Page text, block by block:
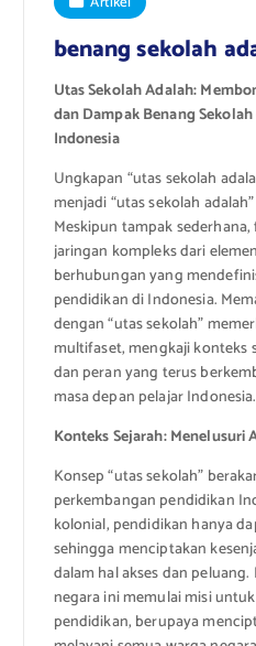
benang sekolah
Utas Sekolah Adalah:
dan Dampak Benang
Indonesia
Ungkapan “utas sekolah
menjadi “utas sekolah
Meskipun tampak
jaringan kompleks dari
berhubungan yang
pendidikan di Indonesia.
dengan “utas sekolah”
multifaset, mengkaji konteks
dan peran yang terus
masa depan pelajar Indonesia.
Konteks Sejarah: Menelusuri
Konsep “utas sekolah”
perkembangan pendidikan
kolonial, pendidikan hanya
sehingga menciptakan
dalam hal akses dan peluang.
negara ini memulai misi
pendidikan, berupaya